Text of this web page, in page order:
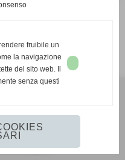
www.sitoper.it
fruibile un
la navigazione
del sito web. Il
senza questi